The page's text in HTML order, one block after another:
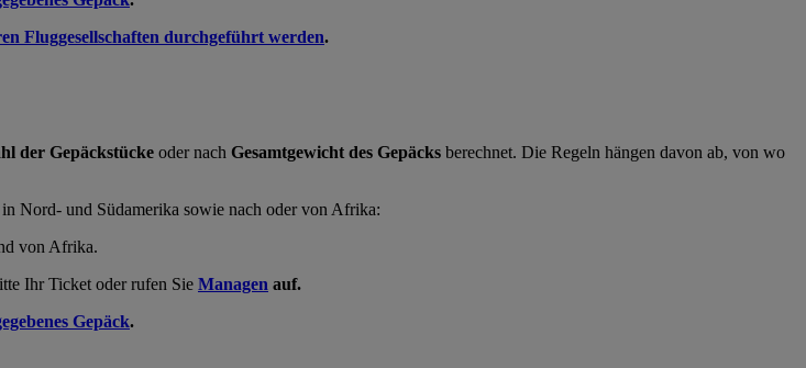
Fluggesellschaften durchgeführt werden.
der Gepäckstücke oder nach Gesamtgewicht des Gepäcks berechnet. Die Regeln hängen davon ab, von wo
Nord- und Südamerika sowie nach oder von Afrika:
von Afrika.
Ihr Ticket oder rufen Sie Managen auf.
Gepäck.